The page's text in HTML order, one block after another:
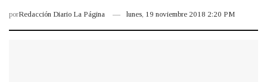
porRedacción Diario La Página lunes, 19 noviembre 2018 2:20 PM